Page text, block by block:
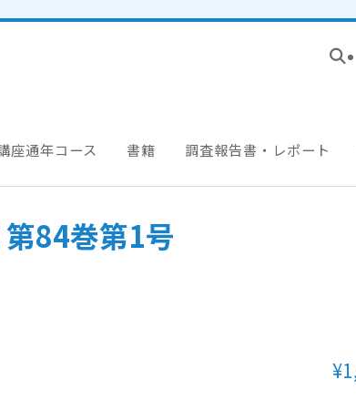
座通年コース 書籍 調査報告書・レポート
84巻第1号